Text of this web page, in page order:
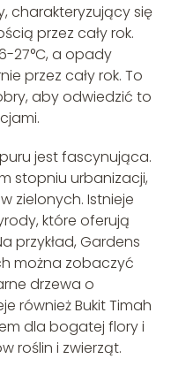
charakteryzujący się
przez cały rok.
27°C, a opady
przez cały rok. To
aby odwiedzić to
jest fascynująca.
stopniu urbanizacji,
zielonych. Istnieje
które oferują
przykład, Gardens
można zobaczyć
drzewa o
również Bukit Timah
dla bogatej flory i
roślin i zwierząt.